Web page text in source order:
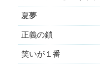
夏夢
正義の鎖
笑いが１番